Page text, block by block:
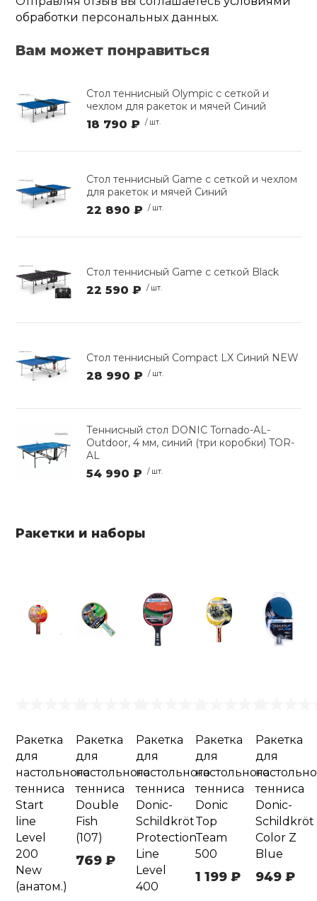
обработки персональных данных.
Вам может понравиться
Стол теннисный Olympic с сеткой и
чехлом для ракеток и мячей Синий
18 790 ₽ / шт.
Стол теннисный Game с сеткой и чехлом
для ракеток и мячей Синий
22 890 ₽ / шт.
Стол теннисный Game с сеткой Black
22 590 ₽ / шт.
Стол теннисный Compact LX Синий NEW
28 990 ₽ / шт.
Теннисный стол DONIC Tornado-AL-
Outdoor, 4 мм, синий (три коробки) TOR-
AL
54 990 ₽ / шт.
Ракетки и наборы
Ракетка
для
настольного
тенниса
Start
line
Level
200
New
(анатом.)
Ракетка
для
настольного
тенниса
Double
Fish
(107)
769 ₽
Ракетка
для
настольного
тенниса
Donic-
Schildkröt
Protection
Line
Level
400
Ракетка
для
настольного
тенниса
Donic
Top
Team
500
1 199 ₽
Ракетка
для
тенниса
Donic-
Schildkröt
Color Z
Blue
949 ₽